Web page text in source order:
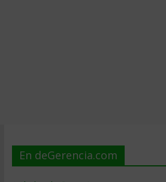
En deGerencia.com